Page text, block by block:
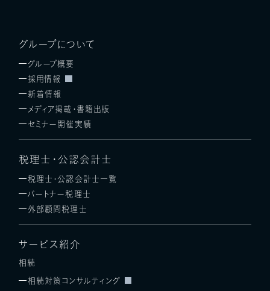
グループについて
グループ概要
採用情報
新着情報
メディア掲載・書籍出版
セミナー開催実績
税理士・公認会計士
税理士・公認会計士一覧
パートナー税理士
外部顧問税理士
サービス紹介
相続
相続対策コンサルティング